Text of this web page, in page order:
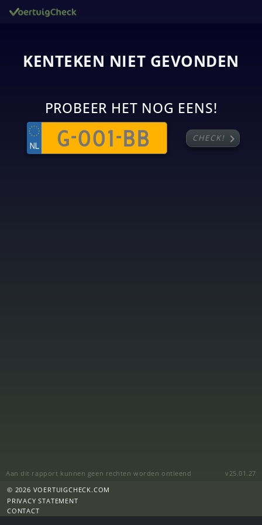
KENTEKEN NIET GEVONDEN
PROBEER HET NOG EENS!
CHECK! chevron_right
Aan dit rapport kunnen geen rechten worden ontleend
v25.01.27
© 2026 VOERTUIGCHECK.COM
PRIVACY STATEMENT
CONTACT